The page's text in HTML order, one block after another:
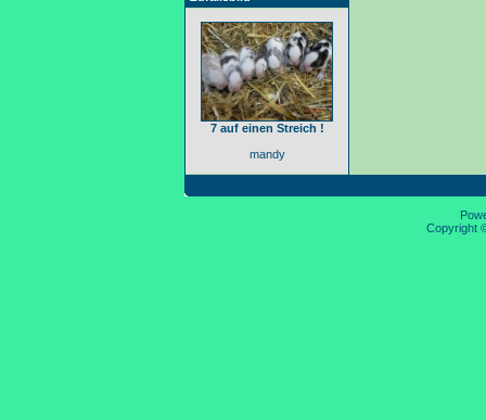
7 auf einen Streich !
mandy
Copyright